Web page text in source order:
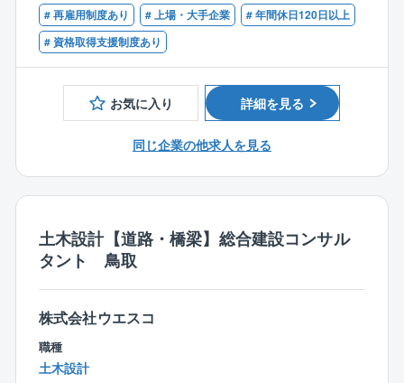
各種ボイラ及び周辺機器の製品内における試運転業
務、修理対応、顧客管理、アフターメンテナンス、更
・メンテナンス…顧客の施設を定期的に訪問し、定期
保守や点検消耗部品の交換、ボイラ内の清掃、水質の
チェック、訪問先は大型の施設から小規模の店頭まで
様々です。ボイラは燃料や重量別に種類が多岐にわた
入社後は現場でのOJTや階層別教育を通して業務や製
品について学んで頂きます。将来的には技術者と同レ
ベルの知識を身に着けることができます。
【同社の魅力】
業界シェアトップクラス：同社はボイラ業界でトップ
クラスのシェアを有しております。
また全国に拠点を設けており、より顧客の近くでニー
■ボイラ等の業務関連に関する知識、資格
■普通自動車免許第一種
# 再雇用制度あり
# 上場・大手企業
# 年間休日120日以上
# 資格取得支援制度あり
お気に入り 詳細を見る
同じ企業の他求人を見る
土木設計【道路・橋梁】総合建設コンサル
タント 鳥取
株式会社ウエスコ
職種
土木設計